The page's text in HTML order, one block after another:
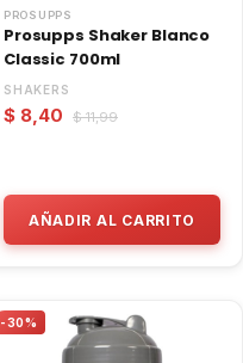
PROSUPPS
Prosupps Shaker Blanco
Classic 700ml
SHAKERS
$ 8,40 $ 11,99
AÑADIR AL CARRITO
-30%